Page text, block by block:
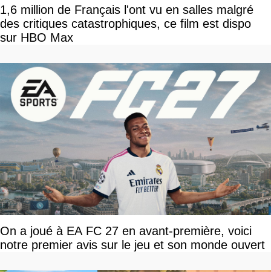
1,6 million de Français l'ont vu en salles malgré
des critiques catastrophiques, ce film est dispo
sur HBO Max
On a joué à EA FC 27 en avant-première, voici
notre premier avis sur le jeu et son monde ouvert